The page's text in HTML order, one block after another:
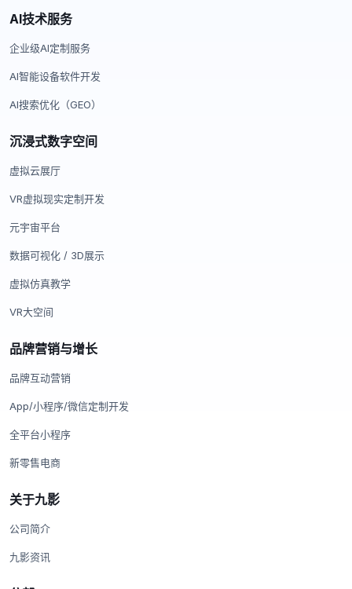
AI技术服务
企业级AI定制服务
AI智能设备软件开发
AI搜索优化（GEO）
沉浸式数字空间
虚拟云展厅
VR虚拟现实定制开发
元宇宙平台
数据可视化 / 3D展示
虚拟仿真教学
VR大空间
品牌营销与增长
品牌互动营销
App/小程序/微信定制开发
全平台小程序
新零售电商
关于九影
公司简介
九影资讯